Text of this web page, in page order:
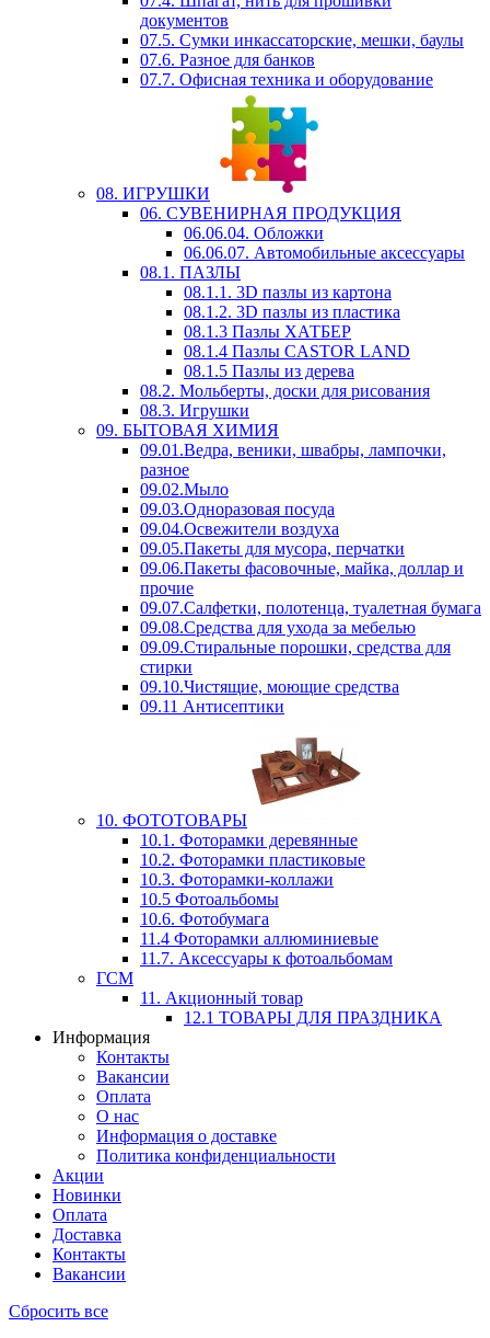
документов
07.5. Сумки инкассаторские, мешки, баулы
07.6. Разное для банков
07.7. Офисная техника и оборудование
08. ИГРУШКИ
06. СУВЕНИРНАЯ ПРОДУКЦИЯ
06.06.04. Обложки
06.06.07. Автомобильные аксессуары
08.1. ПАЗЛЫ
08.1.1. 3D пазлы из картона
08.1.2. 3D пазлы из пластика
08.1.3 Пазлы ХАТБЕР
08.1.4 Пазлы CASTOR LAND
08.1.5 Пазлы из дерева
08.2. Мольберты, доски для рисования
08.3. Игрушки
09. БЫТОВАЯ ХИМИЯ
09.01.Ведра, веники, швабры, лампочки,
разное
09.02.Мыло
09.03.Одноразовая посуда
09.04.Освежители воздуха
09.05.Пакеты для мусора, перчатки
09.06.Пакеты фасовочные, майка, доллар и
прочие
09.07.Салфетки, полотенца, туалетная бумага
09.08.Средства для ухода за мебелью
09.09.Стиральные порошки, средства для
стирки
09.10.Чистящие, моющие средства
09.11 Антисептики
10. ФОТОТОВАРЫ
10.1. Фоторамки деревянные
10.2. Фоторамки пластиковые
10.3. Фоторамки-коллажи
10.5 Фотоальбомы
10.6. Фотобумага
11.4 Фоторамки аллюминиевые
11.7. Аксессуары к фотоальбомам
ГСМ
11. Акционный товар
12.1 ТОВАРЫ ДЛЯ ПРАЗДНИКА
Информация
Контакты
Вакансии
Оплата
О нас
Информация о доставке
Политика конфиденциальности
Акции
Новинки
Оплата
Доставка
Контакты
Вакансии
Сбросить все